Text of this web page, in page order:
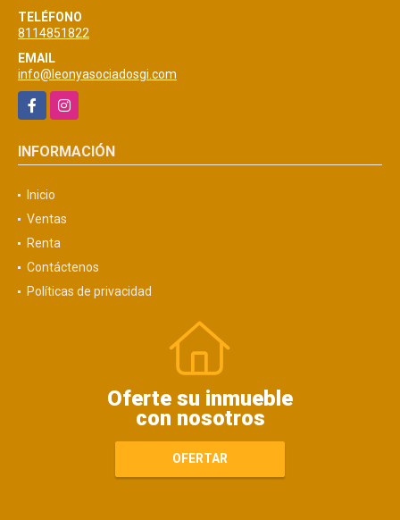
TELÉFONO
8114851822
EMAIL
info@leonyasociadosgi.com
FacebookInstagram
INFORMACIÓN
Inicio
Ventas
Renta
Contáctenos
Políticas de privacidad
Oferte su inmueble
con nosotros
OFERTAR